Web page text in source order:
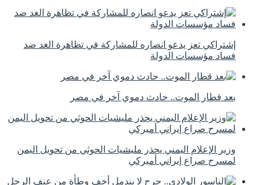
إشتراكي تعز يدعو انصاره للمشاركة في تظاهرة الغد ضد
فساد مؤسسات الدولة
بعد قطار الموت.. حادث دموي آخر في مصر
وزير الإعلام اليمني يحذر مليشيات الحوثي من تحويل اليمن
لمسرح صراع إيراني أميركي